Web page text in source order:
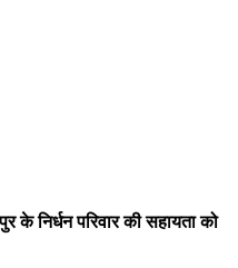
निर्धन परिवार की सहायता को